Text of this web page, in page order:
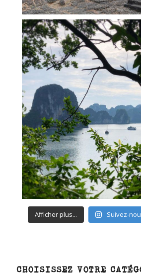
Afficher plus... Suivez-
CHOISISSEZ VOTRE